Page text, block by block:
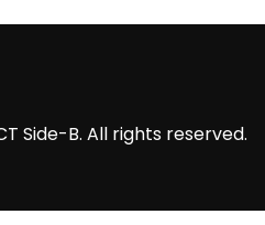
Side-B. All rights reserved.